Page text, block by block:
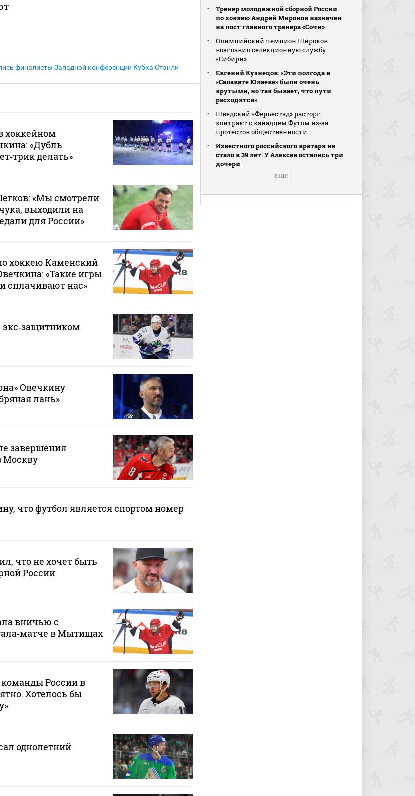
финалисты Западной конференции Кубка Стэнли
хоккейном
«Дубль
делать»
«Мы смотрели
выходили на
для России»
хоккею Каменский
«Такие игры
сплачивают нас»
экс‑защитником
Овечкину
лань»
завершения
Москву
что футбол является спортом номер
что не хочет быть
России
вничью с
в Мытищах
команды России в
Хотелось бы
однолетний
Тренер молодежной сборной России
по хоккею Андрей Миронов назначен
на пост главного тренера «Сочи»
Олимпийский чемпион Широков
возглавил селекционную службу
«Сибири»
Евгений Кузнецов: «Эти полгода в
«Салавате Юлаеве» были очень
крутыми, но так бывает, что пути
расходятся»
Шведский «Ферьестад» расторг
контракт с канадцем Футом из‑за
протестов общественности
Известного российского вратаря не
стало в 39 лет. У Алексея остались три
дочери
ЕЩЕ